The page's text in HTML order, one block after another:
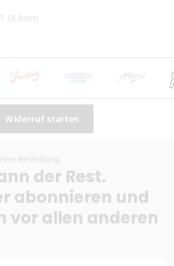
18,8mm
Widerruf starten
Bestellung.
der Rest.
abonnieren und
vor allen anderen